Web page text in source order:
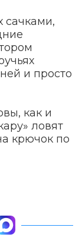
сачками,
и просто
как и
ловят
крючок по